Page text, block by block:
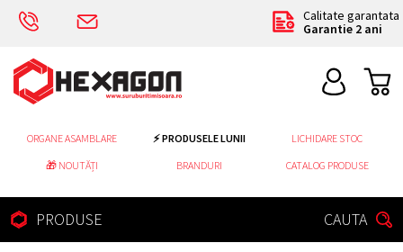
Calitate garantata
Garantie 2 ani
ORGANE ASAMBLARE ⚡ PRODUSELE LUNII
LICHIDARE STOC
🎁 NOUTĂȚI
BRANDURI CATALOG PRODUSE
PRODUSE CAUTA